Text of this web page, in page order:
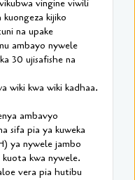
vingine viwili
kijiko
na upake
ambayo nywele
30 ujisafishe na
wiki kwa wiki kadhaa.
ambavyo
sifa pia ya kuweka
ya nywele jambo
kuota kwa nywele.
vera pia hutibu